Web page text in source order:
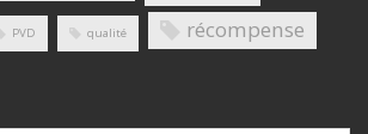
PVD qualité récompense